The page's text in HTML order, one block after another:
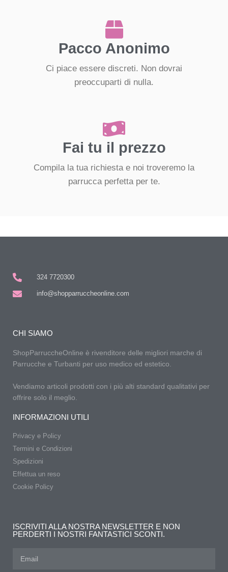
Pacco Anonimo
Ci piace essere discreti. Non dovrai
preoccuparti di nulla.
Fai tu il prezzo
Compila la tua richiesta e noi troveremo la
parrucca perfetta per te.
324 7720300
info@shopparruccheonline.com
CHI SIAMO
ShopParruccheOnline è rivenditore delle migliori marche di
Parrucche e Turbanti per uso medico ed estetico.
Vendiamo articoli prodotti con i più alti standard qualitativi per
offrire solo il meglio.
INFORMAZIONI UTILI
Privacy e Policy
Termini e Condizioni
Spedizioni
Effettua un reso
Cookie Policy
ISCRIVITI ALLA NOSTRA NEWSLETTER E NON
PERDERTI I NOSTRI FANTASTICI SCONTI.